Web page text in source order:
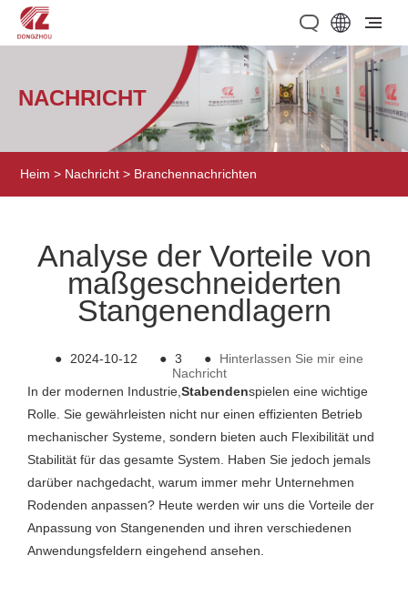
NACHRICHT
Heim > Nachricht > Branchennachrichten
Analyse der Vorteile von
maßgeschneiderten
Stangenendlagern
● 2024-10-12 ● 3 ●
Hinterlassen Sie mir eine
Nachricht
In der modernen Industrie,Stabendenspielen eine wichtige
Rolle. Sie gewährleisten nicht nur einen effizienten Betrieb
mechanischer Systeme, sondern bieten auch Flexibilität und
Stabilität für das gesamte System. Haben Sie jedoch jemals
darüber nachgedacht, warum immer mehr Unternehmen
Rodenden anpassen? Heute werden wir uns die Vorteile der
Anpassung von Stangenenden und ihren verschiedenen
Anwendungsfeldern eingehend ansehen.